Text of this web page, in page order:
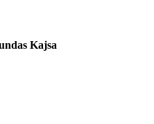
Kajsa